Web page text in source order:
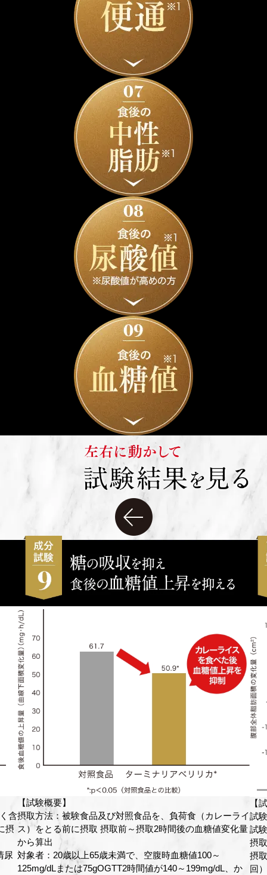
イ
量
【試験概要】
試験デザイン：プラセボ対照ランダム化二重盲検並行群間
試験
摂取期間：12週間
摂取タイミング：食事とともに試験食品を摂取（1日2
回）BMI23以上30未満、20歳以上65歳未満の健常成人男
【
試
試
摂
摂
回